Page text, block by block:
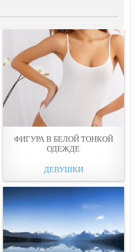
ФИГУРА В БЕЛОЙ ТОНКОЙ
ОДЕЖДE
ДЕВУШКИ